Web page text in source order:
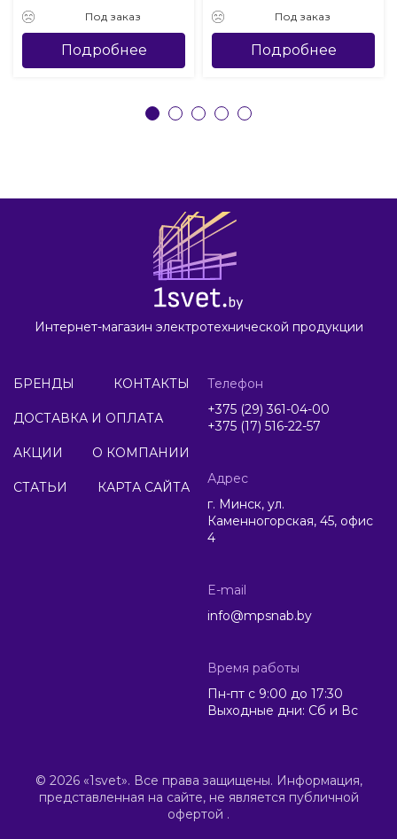
Под заказ
Подробнее
Под заказ
Подробнее
Интернет-магазин электротехнической продукции
БРЕНДЫ КОНТАКТЫ
ДОСТАВКА И ОПЛАТА
АКЦИИ О КОМПАНИИ
СТАТЬИ КАРТА САЙТА
Телефон
+375 (29) 361-04-00
+375 (17) 516-22-57
Адрес
г. Минск, ул.
Каменногорская, 45, офис
4
E-mail
info@mpsnab.by
Время работы
Пн-пт с 9:00 до 17:30
Выходные дни: Сб и Вс
© 2026 «1svet». Все права защищены. Информация,
представленная на сайте, не является публичной
офертой .